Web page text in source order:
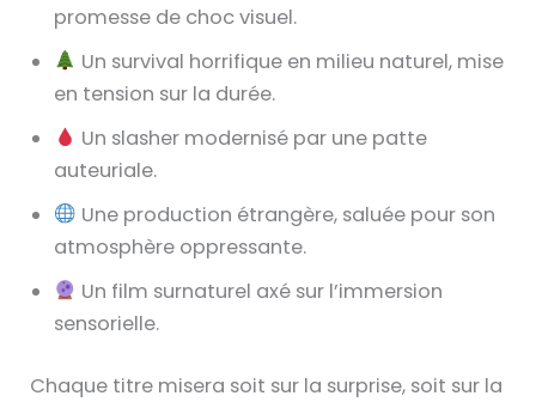
promesse de choc visuel.
Un survival horrifique en milieu naturel, mise
en tension sur la durée.
Un slasher modernisé par une patte
auteuriale.
Une production étrangère, saluée pour son
atmosphère oppressante.
Un film surnaturel axé sur l’immersion
sensorielle.
Chaque titre misera soit sur la surprise, soit sur la